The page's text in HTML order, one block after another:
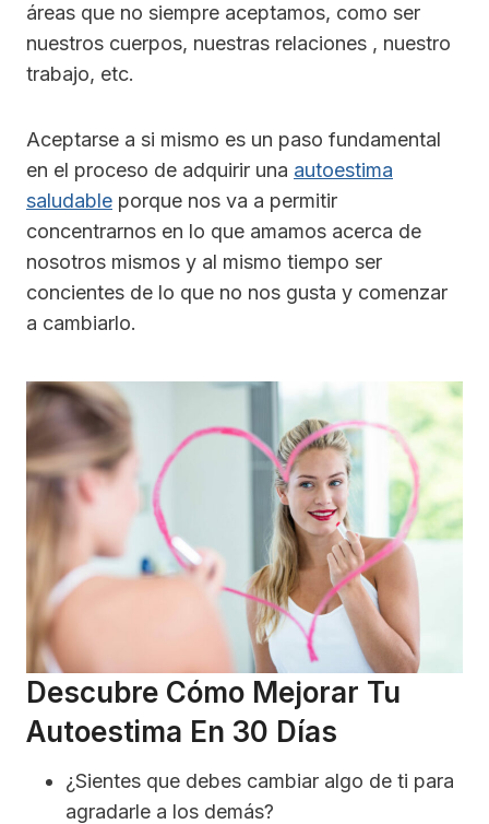
áreas que no siempre aceptamos, como ser
nuestros cuerpos, nuestras relaciones , nuestro
trabajo, etc.
Aceptarse a si mismo es un paso fundamental
en el proceso de adquirir una autoestima
saludable porque nos va a permitir
concentrarnos en lo que amamos acerca de
nosotros mismos y al mismo tiempo ser
concientes de lo que no nos gusta y comenzar
a cambiarlo.
Descubre Cómo Mejorar Tu
Autoestima En 30 Días
¿Sientes que debes cambiar algo de ti para
agradarle a los demás?